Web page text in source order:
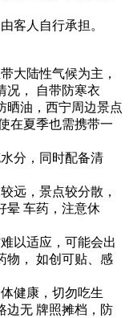
客人自行承担。
大陆性气候为主，
况， 自带防寒衣
晒油，西宁周边景点
在夏季也需携带一
分，同时配备清
远，景点较分散，
晕 车药，注意休
以适应，可能会出
物， 如创可贴、感
健康，切勿吃生
边无 牌照摊档，防